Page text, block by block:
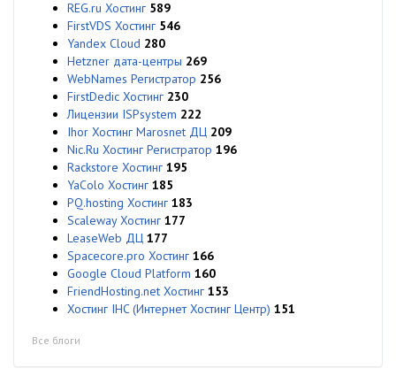
REG.ru Хостинг 589
FirstVDS Хостинг 546
Yandex Cloud 280
Hetzner дата-центры 269
WebNames Регистратор 256
FirstDedic Хостинг 230
Лицензии ISPsystem 222
Ihor Хостинг Marosnet ДЦ 209
Nic.Ru Хостинг Регистратор 196
Rackstore Хостинг 195
YaColo Хостинг 185
PQ.hosting Хостинг 183
Scaleway Хостинг 177
LeaseWeb ДЦ 177
Spacecore.pro Хостинг 166
Google Cloud Platform 160
FriendHosting.net Хостинг 153
Хостинг IHC (Интернет Хостинг Центр) 151
Все блоги